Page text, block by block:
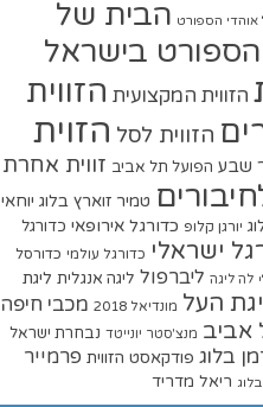
הספורט הבית של
הספורט בישראל
הזווית המקצועית הזווית
הזווית לסל הזוית
שבע הפועל תל אביב זווית אחרת
טמיר זוארץ בלוג יוחאי
יורגן קלופ כדורגל אירופאי כדורגל
ישראלי כדורגל עולמי כדורסל
לה ליגה ליברפול ליגה אנגלית ליגת
העל מונדיאל 2018 מכבי חיפה
אביב מנצ'סטר יונייטד נבחרת ישראל
בלוג פודקאסט הזווית פרמייר
ריאל מדריד